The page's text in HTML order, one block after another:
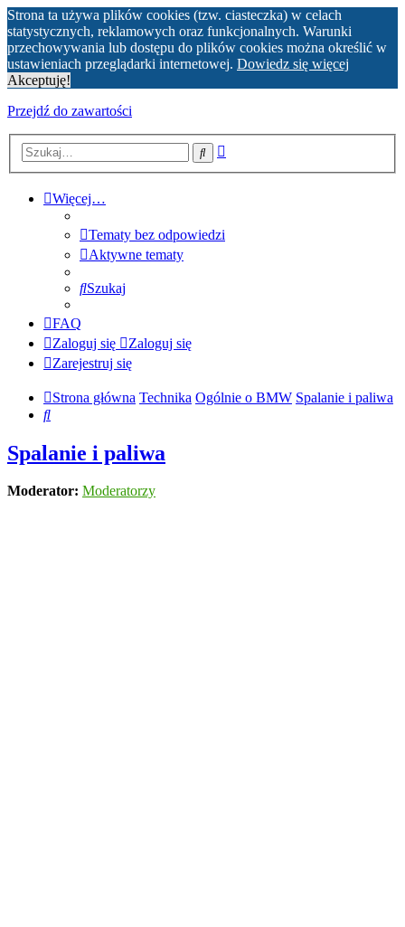
Strona ta używa plików cookies (tzw. ciasteczka) w celach
statystycznych, reklamowych oraz funkcjonalnych. Warunki
przechowywania lub dostępu do plików cookies można określić w
ustawieniach przeglądarki internetowej. Dowiedz się więcej
Akceptuję!
Przejdź do zawartości
Szukaj
Więcej…
Tematy bez odpowiedzi
Aktywne tematy
Szukaj
FAQ
Zaloguj się
Zaloguj się
Zarejestruj się
Strona główna Technika Ogólnie o BMW Spalanie i paliwa
Szukaj
Spalanie i paliwa
Moderator: Moderatorzy